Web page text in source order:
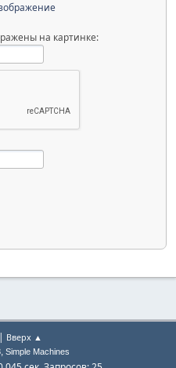
на картинке:
Вверх ▲
, Simple Machines